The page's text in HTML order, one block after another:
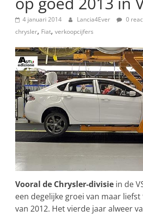
autonieuws
lifestyle
4 januari 2014 Lancia4Ever 0
chrysler, Fiat, verkoopcijfers
Vooral de Chrysler-divisie in de
een degelijke groei van maar
van 2012. Het vierde jaar alweer